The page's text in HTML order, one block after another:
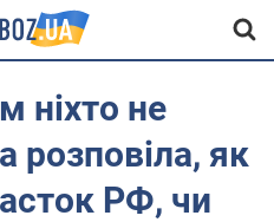
ніхто не
розповіла, як
РФ, чи